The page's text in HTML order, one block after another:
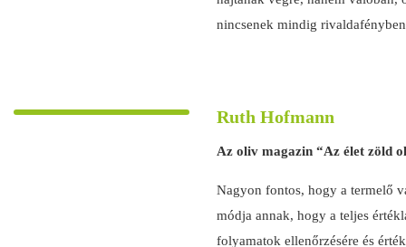
nincsenek mindig
Ruth Hofmann
Az oliv magazin “Az élet zöld
Nagyon fontos, hogy a termelő
módja annak, hogy a teljes
folyamatok ellenőrzésére és